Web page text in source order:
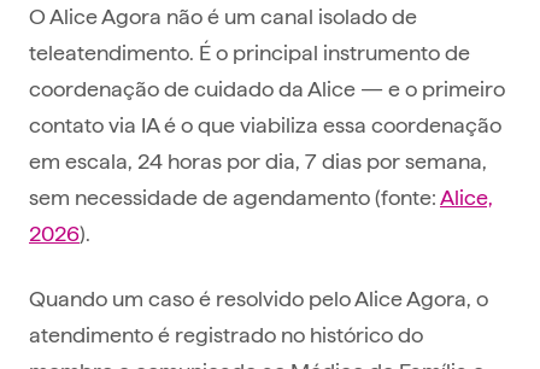
O Alice Agora não é um canal isolado de
teleatendimento. É o principal instrumento de
coordenação de cuidado da Alice — e o primeiro
contato via IA é o que viabiliza essa coordenação
em escala, 24 horas por dia, 7 dias por semana,
sem necessidade de agendamento (fonte:Alice,
2026).
Quando um caso é resolvido pelo Alice Agora, o
atendimento é registrado no histórico do